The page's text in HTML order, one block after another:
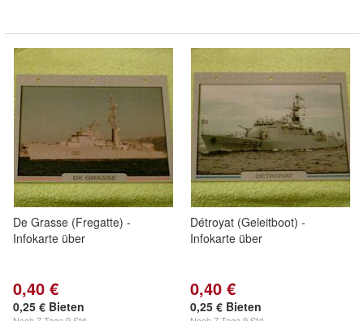
De Grasse (Fregatte) -
Infokarte über
0,40 €
0,25 € Bieten
Détroyat (Geleitboot) -
Infokarte über
0,40 €
0,25 € Bieten